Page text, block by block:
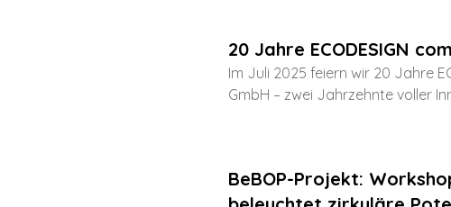
20 Jahre ECODESIGN
Im Juli 2025 feiern wir 20 Jahre
GmbH – zwei Jahrzehnte voller
BeBOP-Projekt: